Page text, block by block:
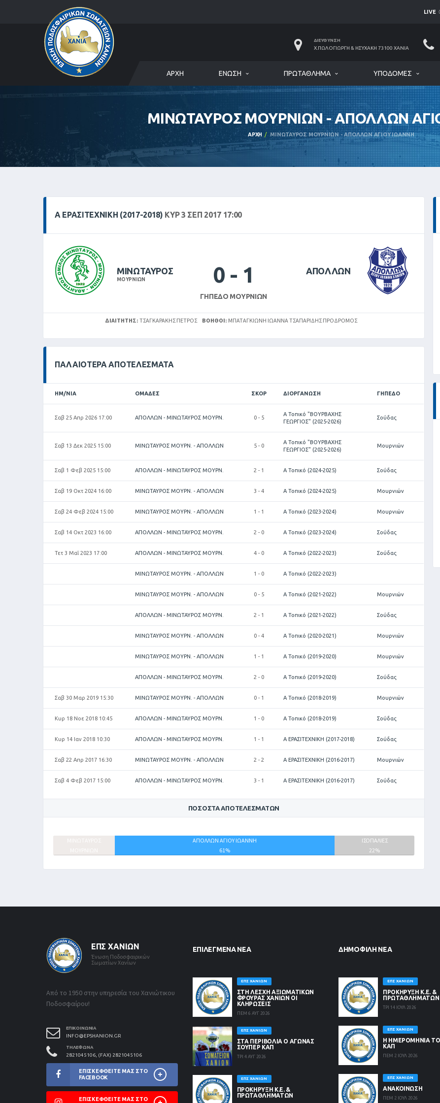
LIVE
ΔΙΕΎΘΥΝΣΗ
Χ.ΠΩΛΟΓΙΏΡΓΗ & ΗΣΥΧΆΚΗ 73100 ΧΑΝΙΆ
ΑΡΧΉ ΈΝΩΣΗ ΠΡΩΤΆΘΛΗΜΑ ΥΠΟΔΟΜΈΣ
ΜΙΝΩΤΑΥΡΟΣ ΜΟΥΡΝΙΩΝ - ΑΠΟΛΛΩΝ
ΑΡΧΉ ΜΙΝΩΤΑΥΡΟΣ ΜΟΥΡΝΙΩΝ - ΑΠΟΛΛΩΝ ΑΓΙΟΥ ΙΩΑΝΝΗ
Α ΕΡΑΣΙΤΕΧΝΙΚΗ (2017-2018) ΚΥΡ 3 ΣΕΠ 2017 17:00
ΜΙΝΩΤΑΥΡΟΣ
ΜΟΥΡΝΙΩΝ 0 - 1
ΓΉΠΕΔΟ ΜΟΥΡΝΙΏΝ
ΑΠΟΛΛΩΝ
ΔΙΑΙΤΗΤΉΣ: ΤΣΑΓΚΑΡΆΚΗΣ ΠΈΤΡΟΣ ΒΟΗΘΟΊ: ΜΠΑΤΑΓΚΙΏΝΗ ΙΩΆΝΝΑ ΤΣΑΠΑΡΊΔΗΣ ΠΡΌΔΡΟΜΟΣ
ΠΑΛΑΙΌΤΕΡΑ ΑΠΟΤΕΛΈΣΜΑΤΑ
ΗΜ/ΝΊΑ ΟΜΆΔΕΣ ΣΚΟΡ ΔΙΟΡΓΆΝΩΣΗ ΓΉΠΕΔΟ
Σαβ 25 Απρ 2026 17:00 ΑΠΟΛΛΩΝ - ΜΙΝΩΤΑΥΡΟΣ ΜΟΥΡΝ. 0 - 5
Α Τοπικό "ΒΟΥΡΒΑΧΗΣ
ΓΕΩΡΓΙΟΣ" (2025-2026)
Σούδας
Σαβ 13 Δεκ 2025 15:00 ΜΙΝΩΤΑΥΡΟΣ ΜΟΥΡΝ. - ΑΠΟΛΛΩΝ 5 - 0
Α Τοπικό "ΒΟΥΡΒΑΧΗΣ
ΓΕΩΡΓΙΟΣ" (2025-2026)
Μουρνιών
Σαβ 1 Φεβ 2025 15:00 ΑΠΟΛΛΩΝ - ΜΙΝΩΤΑΥΡΟΣ ΜΟΥΡΝ. 2 - 1 Α Τοπικό (2024-2025) Σούδας
Σαβ 19 Οκτ 2024 16:00 ΜΙΝΩΤΑΥΡΟΣ ΜΟΥΡΝ. - ΑΠΟΛΛΩΝ 3 - 4 Α Τοπικό (2024-2025) Μουρνιών
Σαβ 24 Φεβ 2024 15:00 ΜΙΝΩΤΑΥΡΟΣ ΜΟΥΡΝ. - ΑΠΟΛΛΩΝ 1 - 1 Α Τοπικό (2023-2024) Μουρνιών
Σαβ 14 Οκτ 2023 16:00 ΑΠΟΛΛΩΝ - ΜΙΝΩΤΑΥΡΟΣ ΜΟΥΡΝ. 2 - 0 Α Τοπικό (2023-2024) Σούδας
Τετ 3 Μαΐ 2023 17:00 ΑΠΟΛΛΩΝ - ΜΙΝΩΤΑΥΡΟΣ ΜΟΥΡΝ. 4 - 0 Α Τοπικό (2022-2023) Σούδας
ΜΙΝΩΤΑΥΡΟΣ ΜΟΥΡΝ. - ΑΠΟΛΛΩΝ 1 - 0 Α Τοπικό (2022-2023)
ΜΙΝΩΤΑΥΡΟΣ ΜΟΥΡΝ. - ΑΠΟΛΛΩΝ 0 - 5 Α Τοπικό (2021-2022) Μουρνιών
ΑΠΟΛΛΩΝ - ΜΙΝΩΤΑΥΡΟΣ ΜΟΥΡΝ. 2 - 1 Α Τοπικό (2021-2022) Σούδας
ΜΙΝΩΤΑΥΡΟΣ ΜΟΥΡΝ. - ΑΠΟΛΛΩΝ 0 - 4 Α Τοπικό (2020-2021) Μουρνιών
ΜΙΝΩΤΑΥΡΟΣ ΜΟΥΡΝ. - ΑΠΟΛΛΩΝ 1 - 1 Α Τοπικό (2019-2020) Μουρνιών
ΑΠΟΛΛΩΝ - ΜΙΝΩΤΑΥΡΟΣ ΜΟΥΡΝ. 2 - 0 Α Τοπικό (2019-2020) Σούδας
Σαβ 30 Μαρ 2019 15:30 ΜΙΝΩΤΑΥΡΟΣ ΜΟΥΡΝ. - ΑΠΟΛΛΩΝ 0 - 1 Α Τοπικό (2018-2019) Μουρνιών
Κυρ 18 Νοε 2018 10:45 ΑΠΟΛΛΩΝ - ΜΙΝΩΤΑΥΡΟΣ ΜΟΥΡΝ. 1 - 0 Α Τοπικό (2018-2019) Σούδας
Κυρ 14 Ιαν 2018 10:30 ΑΠΟΛΛΩΝ - ΜΙΝΩΤΑΥΡΟΣ ΜΟΥΡΝ. 1 - 1 Α ΕΡΑΣΙΤΕΧΝΙΚΗ (2017-2018) Σούδας
Σαβ 22 Απρ 2017 16:30 ΜΙΝΩΤΑΥΡΟΣ ΜΟΥΡΝ. - ΑΠΟΛΛΩΝ 2 - 2 Α ΕΡΑΣΙΤΕΧΝΙΚΗ (2016-2017) Μουρνιών
Σαβ 4 Φεβ 2017 15:00 ΑΠΟΛΛΩΝ - ΜΙΝΩΤΑΥΡΟΣ ΜΟΥΡΝ. 3 - 1 Α ΕΡΑΣΙΤΕΧΝΙΚΗ (2016-2017) Σούδας
ΠΟΣΟΣΤΆ ΑΠΟΤΕΛΕΣΜΆΤΩΝ
ΑΠΟΛΛΩΝ ΑΓΙΟΥ ΙΩΑΝΝΗ
61%
ΙΣΟΠΑΛΙΕΣ
22%
ΕΠΣ ΧΑΝΊΩΝ
Ένωση Ποδοσφαιρικών
Σωματίων Χανίων
Από το 1950 στην υπηρεσία του Χανιώτικου
Ποδοσφαίρου!
ΕΠΙΚΟΙΝΩΝΊΑ
INFO@EPSHANION.GR
ΤΗΛΈΦΩΝΑ
2821045106, (FAX) 2821045106
ΕΠΙΣΚΕΦΘΕΊΤΕ ΜΑΣ ΣΤΟ
FACEBOOK
ΕΠΙΣΚΕΦΘΕΊΤΕ ΜΑΣ ΣΤΟ
ΕΠΙΛΕΓΜΈΝΑ ΝΈΑ
ΕΠΣ ΧΑΝΊΩΝ
ΣΤΗ ΛΈΣΧΗ ΑΞΙΩΜΑΤΙΚΏΝ
ΦΡΟΥΡΆΣ ΧΑΝΊΩΝ ΟΙ
ΚΛΗΡΏΣΕΙΣ
ΠΕΜ 6 ΑΥΓ 2026
ΕΠΣ ΧΑΝΊΩΝ
ΣΤΑ ΠΕΡΙΒΟΛΙΑ Ο ΑΓΩΝΑΣ
ΣΟΥΠΕΡ ΚΑΠ
ΤΡΙ 4 ΑΥΓ 2026
ΕΠΣ ΧΑΝΊΩΝ
ΠΡΟΚΗΡΥΞΗ Κ.Ε. &
ΠΡΩΤΑΘΛΗΜΑΤΩΝ
ΔΗΜΟΦΙΛΉ ΝΈΑ
ΕΠΣ ΧΑΝΊΩΝ
ΠΡΟΚΗΡΥΞΗ Κ.Ε. &
ΠΡΩΤΑΘΛΗΜΑΤΩΝ
ΤΡΙ 14 ΙΟΥΛ 2026
ΕΠΣ ΧΑΝΊΩΝ
Η ΗΜΕΡΟΜΗΝΙΑ
ΚΑΠ
ΠΕΜ 2 ΙΟΥΛ 2026
ΕΠΣ ΧΑΝΊΩΝ
ΑΝΑΚΟΙΝΩΣΗ
ΠΕΜ 2 ΙΟΥΛ 2026